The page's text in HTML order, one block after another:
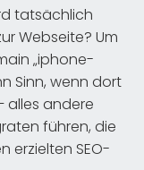
tatsächlich
Webseite? Um
„iphone-
Sinn, wenn dort
alles andere
führen, die
erzielten SEO-